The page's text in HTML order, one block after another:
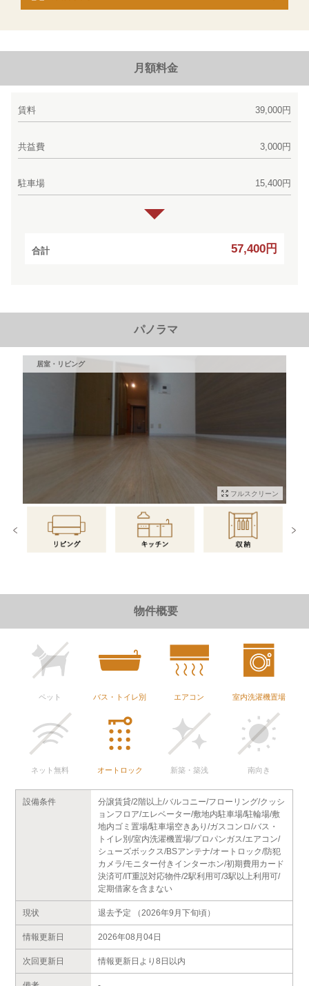
月額料金
賃料 39,000円
共益費 3,000円
駐車場 15,400円
合計 57,400円
パノラマ
物件情報に戻る
居室・リビング
フルスクリーン
物件概要
ペット バス・トイレ別 エアコン 室内洗濯機置場
ネット無料 オートロック 新築・築浅 南向き
設備条件
分譲賃貸/2階以上/バルコニー/フローリング/クッシ
ョンフロア/エレベーター/敷地内駐車場/駐輪場/敷
地内ゴミ置場/駐車場空きあり/ガスコンロ/バス・
トイレ別/室内洗濯機置場/プロパンガス/エアコン/
シューズボックス/BSアンテナ/オートロック/防犯
カメラ/モニター付きインターホン/初期費用カード
決済可/IT重説対応物件/2駅利用可/3駅以上利用可/
定期借家を含まない
現状 退去予定 （2026年9月下旬頃）
情報更新日 2026年08月04日
次回更新日 情報更新日より8日以内